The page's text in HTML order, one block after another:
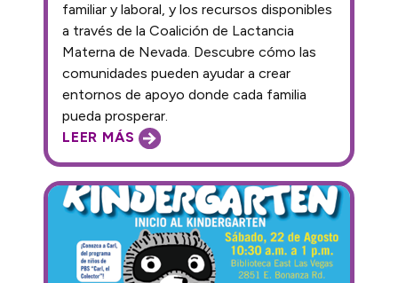
LEER MÁS
familiar y laboral, y los recursos disponibles
a través de la Coalición de Lactancia
Materna de Nevada. Descubre cómo las
comunidades pueden ayudar a crear
entornos de apoyo donde cada familia
pueda prosperar.